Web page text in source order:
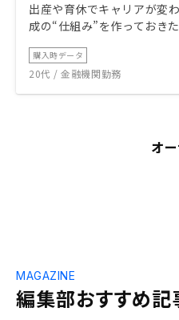
出産や育休でキャリアが変
成の“仕組み”を作っておきた
購入時データ
20代 / 金融機関勤務
オ
編集部おすすめ記
MAGAZINE